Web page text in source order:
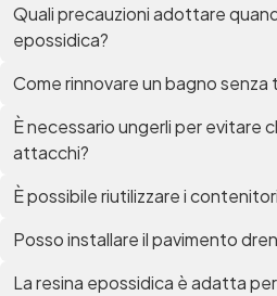
Quali precauzioni adottare
epossidica?
Come rinnovare un bagno
È necessario ungerli per evitare
attacchi?
È possibile riutilizzare i
Posso installare il pavimento
La resina epossidica è adatta